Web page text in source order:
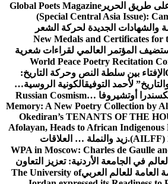
طريق الحرير Global Poets Magazine
(Special Central Asia Issue):
الجديدة لحركة الشعر
New Medals and Certificates for
المؤتمر العالمي لقراءات شعرية
World Peace Poetry Recitation
الإفتاء بين سلطة النص وحركة التاريخ:
لأحمد التوفيقالكونية الروسية…
أوتشيروفا Russian Cosmism…
Memory: A New Poetry Collection by
Okediran’s TENANTS OF THE
Afolayan, Heads to African
(AILFF) زيد والنملة … العلاقات
WPA in Moscow: Charles de Gaulle
في الجامعة الأردنية: تعزيز التعاون
العامة للعالم العربيThe University of